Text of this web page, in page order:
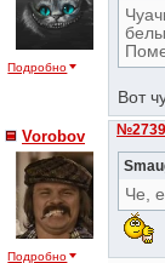
Подробно
Вот
Vorobov
Подробно
№2739
Че,